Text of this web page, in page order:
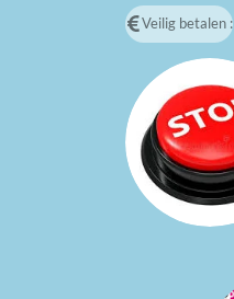
Veilig betalen :